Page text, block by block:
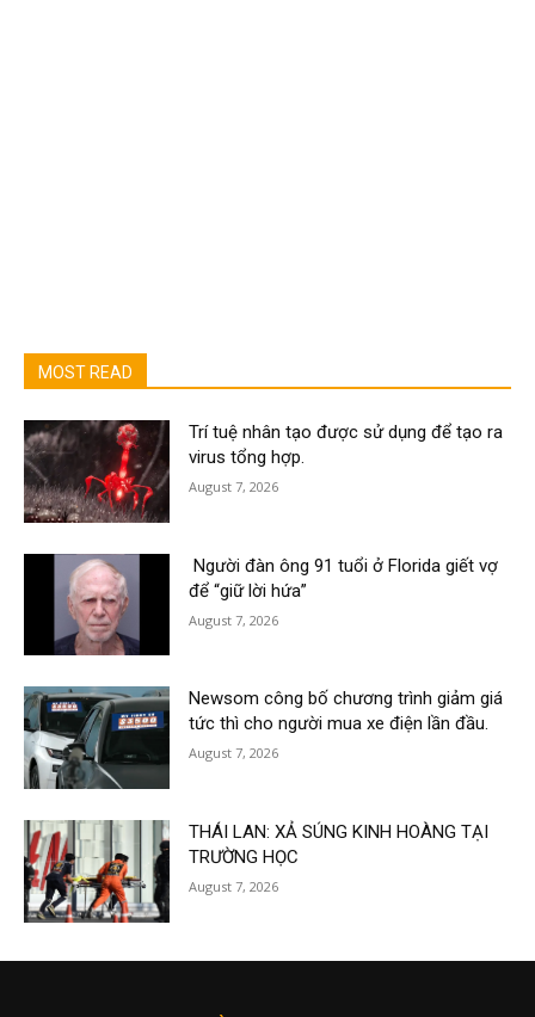
MOST READ
Trí tuệ nhân tạo được sử dụng để tạo ra
virus tổng hợp.
August 7, 2026
Người đàn ông 91 tuổi ở Florida giết vợ
để “giữ lời hứa”
August 7, 2026
Newsom công bố chương trình giảm giá
tức thì cho người mua xe điện lần đầu.
August 7, 2026
THÁI LAN: XẢ SÚNG KINH HOÀNG TẠI
TRƯỜNG HỌC
August 7, 2026